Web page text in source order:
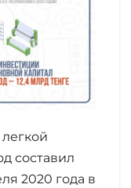
составил
2020 года в